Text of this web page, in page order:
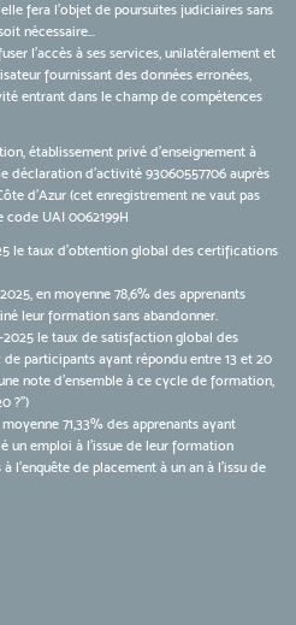
fera l'objet de poursuites judiciaires sans
nécessaire...
l'accès à ses services, unilatéralement et
fournissant des données erronées,
entrant dans le champ de compétences
établissement privé d’enseignement à
déclaration d’activité 93060557706 auprès
d’Azur (cet enregistrement ne vaut pas
code UAI 0062199H
le taux d'obtention global des certifications
en moyenne 78,6% des apprenants
leur formation sans abandonner.
le taux de satisfaction global des
participants ayant répondu entre 13 et 20
note d’ensemble à ce cycle de formation,
?")
71,33% des apprenants ayant
un emploi à l'issue de leur formation
l'enquête de placement à un an à l'issu de